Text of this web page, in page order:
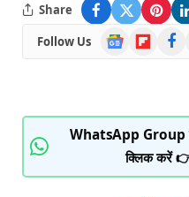
Share
Follow Us
Google
News
Flipboard
WhatsApp Group
क्लिक करें